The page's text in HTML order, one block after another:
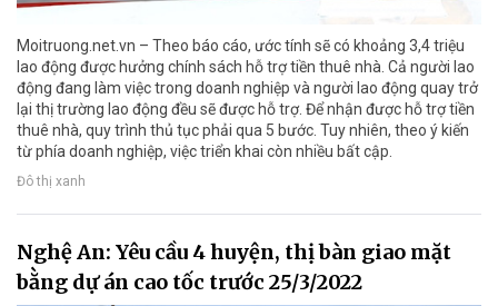
Moitruong.net.vn – Theo báo cáo, ước tính sẽ có khoảng 3,4 triệu
lao động được hưởng chính sách hỗ trợ tiền thuê nhà. Cả người lao
động đang làm việc trong doanh nghiệp và người lao động quay trở
lại thị trường lao động đều sẽ được hỗ trợ. Để nhận được hỗ trợ tiền
thuê nhà, quy trình thủ tục phải qua 5 bước. Tuy nhiên, theo ý kiến
từ phía doanh nghiệp, việc triển khai còn nhiều bất cập.
Đô thị xanh
Nghệ An: Yêu cầu 4 huyện, thị bàn giao mặt
bằng dự án cao tốc trước 25/3/2022